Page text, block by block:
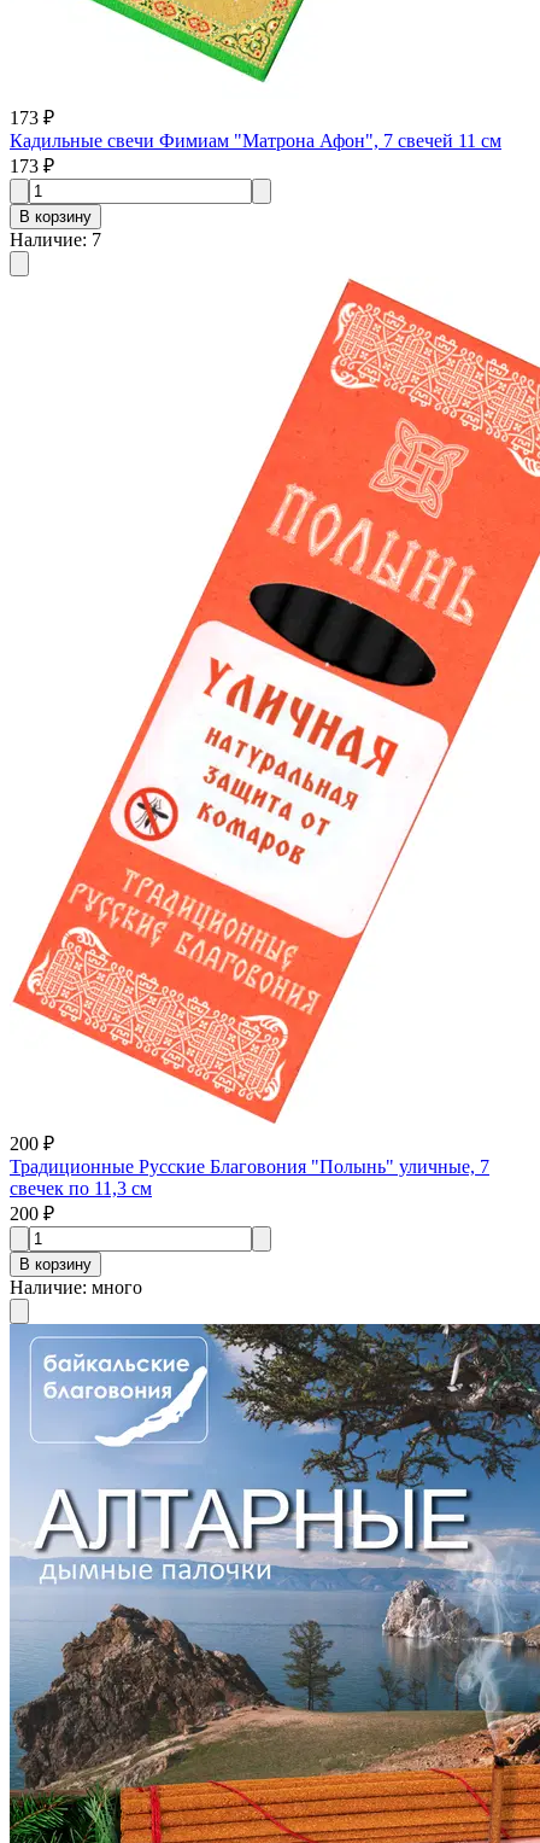
173 ₽
Кадильные свечи Фимиам "Матрона Афон", 7 свечей 11 см
173 ₽
В корзину
Наличие: 7
200 ₽
Традиционные Русские Благовония "Полынь" уличные, 7
свечек по 11,3 см
200 ₽
В корзину
Наличие: много